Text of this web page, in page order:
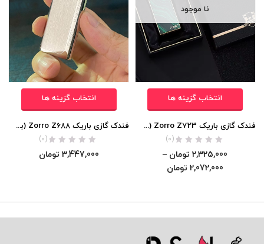
نا موجود
انتخاب گزینه ها
فندک گازی باریک Zorro Z723 (مخزن فلزی) اورجینال
(0)
2,325,000 تومان –
2,072,000 تومان
انتخاب گزینه ها
فندک گازی باریک Zorro Z688 (بغل زن/سر چکشی) اورجینال
(0)
3,447,000 تومان